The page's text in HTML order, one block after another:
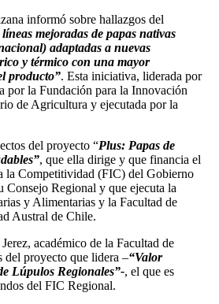
informó sobre hallazgos del
mejoradas de papas nativas
adaptadas a nuevas
y térmico con una mayor
producto”. Esta iniciativa, liderada por
por la Fundación para la Innovación
de Agricultura y ejecutada por la
del proyecto “Plus: Papas de
, que ella dirige y que financia el
la Competitividad (FIC) del Gobierno
Consejo Regional y que ejecuta la
y Alimentarias y la Facultad de
Austral de Chile.
académico de la Facultad de
del proyecto que lidera –“Valor
Lúpulos Regionales”-, el que es
del FIC Regional.